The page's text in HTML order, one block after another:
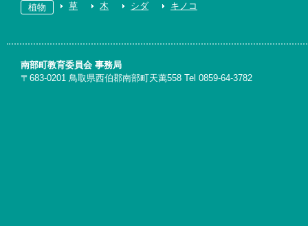
植物
草 木 シダ キノコ
南部町教育委員会 事務局
〒683-0201 鳥取県西伯郡南部町天萬558 Tel 0859-64-3782